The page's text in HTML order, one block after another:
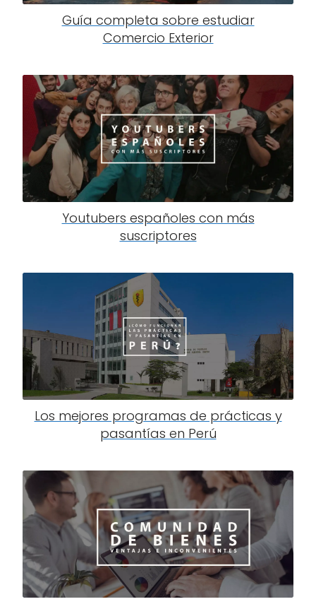
Guía completa sobre estudiar
Comercio Exterior
Youtubers españoles con más
suscriptores
Los mejores programas de prácticas y
pasantías en Perú